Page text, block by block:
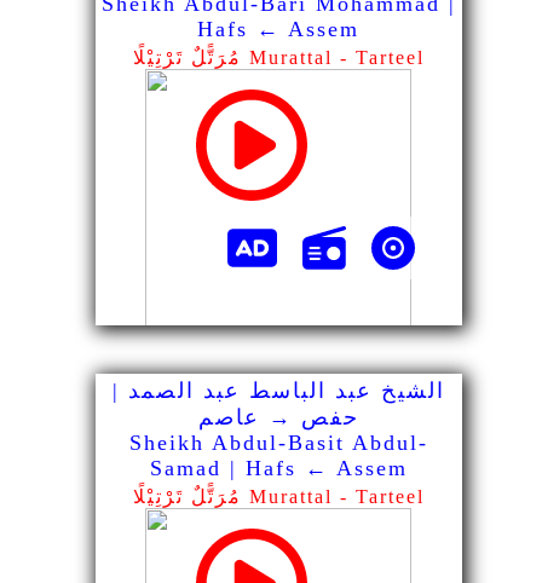
Hafs ← Assem
مُرَتًّلٌ تَرْتِيْلًا Murattal - Tarteel
الشيخ عبد الباسط عبد الصمد |
حفص → عاصم
Sheikh Abdul-Basit Abdul-
Samad | Hafs ← Assem
مُرَتًّلٌ تَرْتِيْلًا Murattal - Tarteel